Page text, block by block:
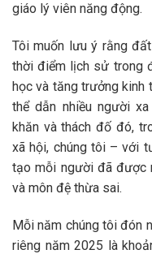
giáo lý viên năng động.
Tôi muốn lưu ý rằng
thời điểm lịch sử trong
học và tăng trưởng kinh
thể dẫn nhiều người
khăn và thách đố đó,
xã hội, chúng tôi – với
tạo mỗi người đã được
và môn đệ thừa sai.
Mỗi năm chúng tôi đón
riêng năm 2025 là